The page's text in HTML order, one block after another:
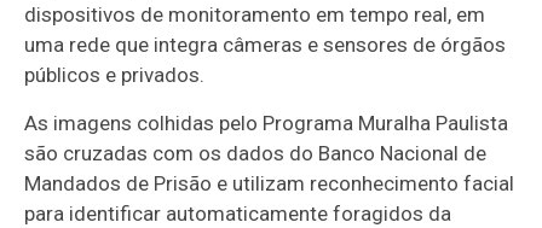
dispositivos de monitoramento em tempo real, em
uma rede que integra câmeras e sensores de órgãos
públicos e privados.
As imagens colhidas pelo Programa Muralha Paulista
são cruzadas com os dados do Banco Nacional de
Mandados de Prisão e utilizam reconhecimento facial
para identificar automaticamente foragidos da